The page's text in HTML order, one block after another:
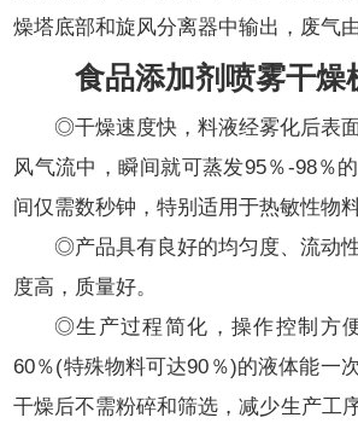
燥塔底部和旋风分离器中输出，废气
食品添加剂喷雾干燥
◎干燥速度快，料液经雾化后表
风气流中，瞬间就可蒸发95％-98％
间仅需数秒钟，特别适用于热敏性物
◎产品具有良好的均匀度、流动
度高，质量好。
◎生产过程简化，操作控制方
60％(特殊物料可达90％)的液体能一
干燥后不需粉碎和筛选，减少生产工